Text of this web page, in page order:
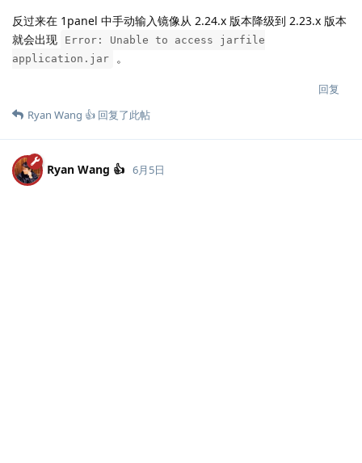
反过来在 1panel 中手动输入镜像从 2.24.x 版本降级到 2.23.x 版本
就会出现
Error: Unable to access jarfile
application.jar
。
回复
Ryan Wang 👍 回复了此帖
Ryan Wang 👍 6月5日